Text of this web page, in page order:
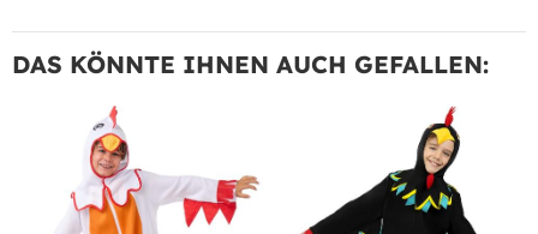
DAS KÖNNTE IHNEN AUCH GEFALLEN: